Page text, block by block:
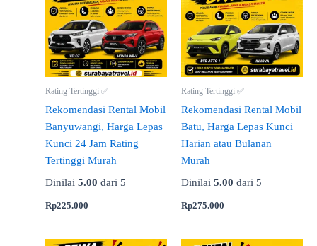
Rating Tertinggi ✅
Rekomendasi Rental Mobil
Banyuwangi, Harga Lepas
Kunci 24 Jam Rating
Tertinggi Murah
Dinilai 5.00 dari 5
Rp225.000
Rating Tertinggi ✅
Rekomendasi Rental Mobil
Batu, Harga Lepas Kunci
Harian atau Bulanan
Murah
Dinilai 5.00 dari 5
Rp275.000